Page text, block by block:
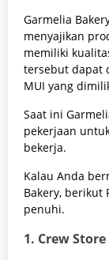
Garmelia
menyajikan
memiliki
tersebut dapat
MUI yang
Saat ini
pekerjaan
bekerja.
Kalau Anda
Bakery, berikut
penuhi.
1. Crew